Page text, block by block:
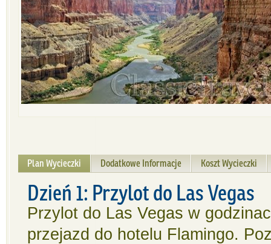
Plan Wycieczki Dodatkowe Informacje Koszt Wycieczki
Dzień 1: Przylot do Las Vegas
Przylot do Las Vegas w
przejazd do hotelu Flamingo.